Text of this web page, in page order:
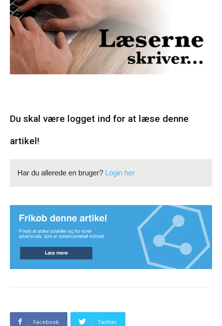
Du skal være logget ind for at læse denne
artikel!
Har du allerede en bruger? Login her
Facebook Twitter